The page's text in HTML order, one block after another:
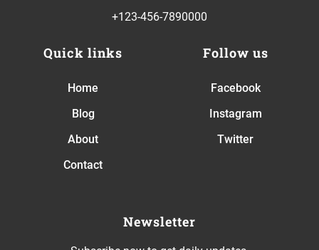
+123-456-7890000
Quick links
Home
Blog
About
Contact
Follow us
Facebook
Instagram
Twitter
Newsletter